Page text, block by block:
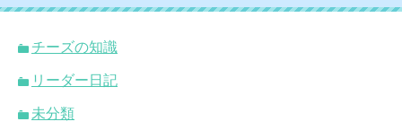
チーズの知識
リーダー日記
未分類